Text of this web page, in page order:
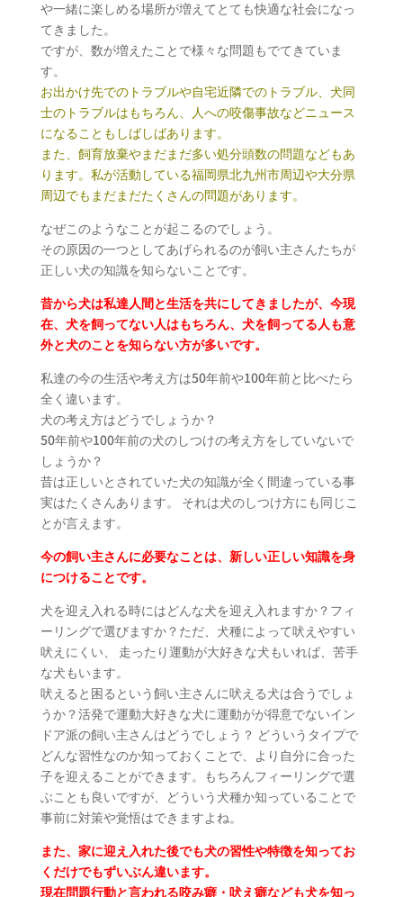
や一緒に楽しめる場所が増えてとても快適な社会になっ
てきました。
ですが、数が増えたことで様々な問題もでてきていま
す。
お出かけ先でのトラブルや自宅近隣でのトラブル、犬同
士のトラブルはもちろん、人への咬傷事故などニュース
になることもしばしばあります。
また、飼育放棄やまだまだ多い処分頭数の問題などもあ
ります。私が活動している福岡県北九州市周辺や大分県
周辺でもまだまだたくさんの問題があります。
なぜこのようなことが起こるのでしょう。
その原因の一つとしてあげられるのが飼い主さんたちが
正しい犬の知識を知らないことです。
昔から犬は私達人間と生活を共にしてきましたが、今現
在、犬を飼ってない人はもちろん、犬を飼ってる人も意
外と犬のことを知らない方が多いです。
私達の今の生活や考え方は50年前や100年前と比べたら
全く違います。
犬の考え方はどうでしょうか？
50年前や100年前の犬のしつけの考え方をしていないで
しょうか？
昔は正しいとされていた犬の知識が全く間違っている事
実はたくさんあります。 それは犬のしつけ方にも同じこ
とが言えます。
今の飼い主さんに必要なことは、新しい正しい知識を身
につけることです。
犬を迎え入れる時にはどんな犬を迎え入れますか？フィ
ーリングで選びますか？ただ、犬種によって吠えやすい
吠えにくい、 走ったり運動が大好きな犬もいれば、苦手
な犬もいます。
吠えると困るという飼い主さんに吠える犬は合うでしょ
うか？活発で運動大好きな犬に運動がが得意でないイン
ドア派の飼い主さんはどうでしょう？ どういうタイプで
どんな習性なのか知っておくことで、より自分に合った
子を迎えることができます。もちろんフィーリングで選
ぶことも良いですが、どういう犬種か知っていることで
事前に対策や覚悟はできますよね。
また、家に迎え入れた後でも犬の習性や特徴を知ってお
くだけでもずいぶん違います。
現在問題行動と言われる咬み癖・吠え癖なども犬を知っ